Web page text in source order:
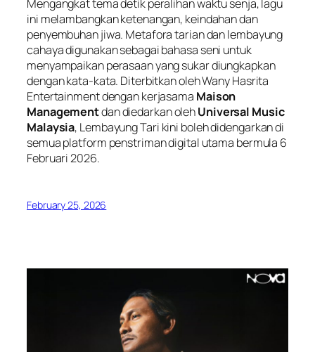
Mengangkat tema detik peralihan waktu senja, lagu
ini melambangkan ketenangan, keindahan dan
penyembuhan jiwa. Metafora tarian dan lembayung
cahaya digunakan sebagai bahasa seni untuk
menyampaikan perasaan yang sukar diungkapkan
dengan kata-kata. Diterbitkan oleh Wany Hasrita
Entertainment dengan kerjasama Maison
Managementdan diedarkan olehUniversal Music
Malaysia, Lembayung Tari kini boleh didengarkan di
semua platform penstriman digital utama bermula 6
Februari 2026.
February 25, 2026